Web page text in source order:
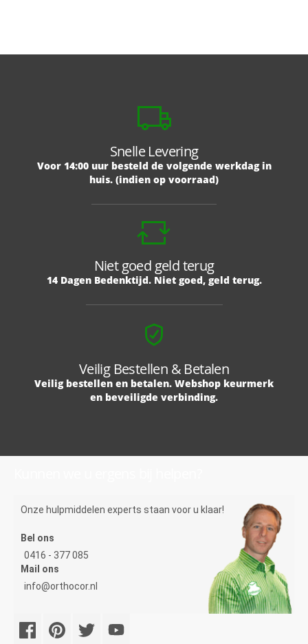
Snelle Levering
Voor 14:00 uur besteld de volgende werkdag in
huis. (indien op voorraad)
Niet goed geld terug
14 Dagen Bedenktijd. Niet goed, geld terug.
Veilig Bestellen & Betalen
Veilig bestellen en betalen. Webshop keurmerk
en beveiligde verbinding.
Onze hulpmiddelen experts staan voor u klaar!
Bel ons
0416 - 377 085
Mail ons
info@orthocor.nl